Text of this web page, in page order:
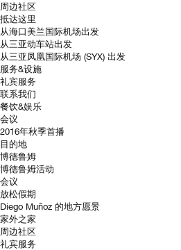
周边社区
抵达这里
从海口美兰国际机场出发
从三亚动车站出发
从三亚凤凰国际机场 (SYX) 出发
服务&设施
礼宾服务
联系我们
餐饮&娱乐
会议
2016年秋季首播
目的地
博德鲁姆
博德鲁姆活动
会议
放松假期
Diego Muñoz 的地方愿景
家外之家
周边社区
礼宾服务